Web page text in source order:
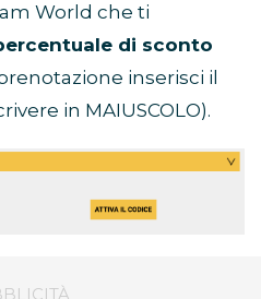
World che ti
di sconto
inserisci il
in MAIUSCOLO).